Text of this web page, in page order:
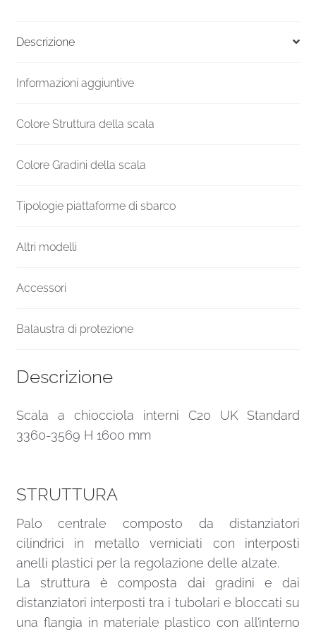
Ø
mm
Descrizione
Informazioni aggiuntive
Colore Struttura della scala
Colore Gradini della scala
Tipologie piattaforme di sbarco
Altri modelli
Accessori
Balaustra di protezione
Descrizione
Scala a chiocciola interni C20 UK Standard
3360-3569 H 1600 mm
STRUTTURA
Palo centrale composto da distanziatori
cilindrici in metallo verniciati con interposti
anelli plastici per la regolazione delle alzate.
La struttura è composta dai gradini e dai
distanziatori interposti tra i tubolari e bloccati su
una flangia in materiale plastico con all’interno